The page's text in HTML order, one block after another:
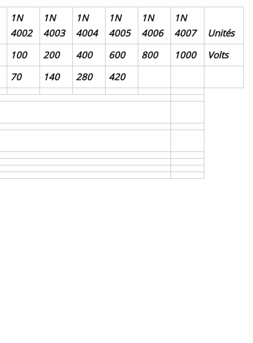
1N
4002
1N
4003
1N
4004
1N
4005
1N
4006
1N
4007
Unités
100 200 400 600 800 1000
Volts
70 140 280 420